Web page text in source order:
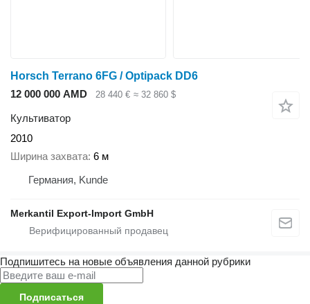
Horsch Terrano 6FG / Optipack DD6
12 000 000 AMD
28 440 € ≈ 32 860 $
Культиватор
2010
Ширина захвата 6 м
Германия, Kunde
Merkantil Export-Import GmbH
Подпишитесь на новые объявления данной рубрики
Подписаться